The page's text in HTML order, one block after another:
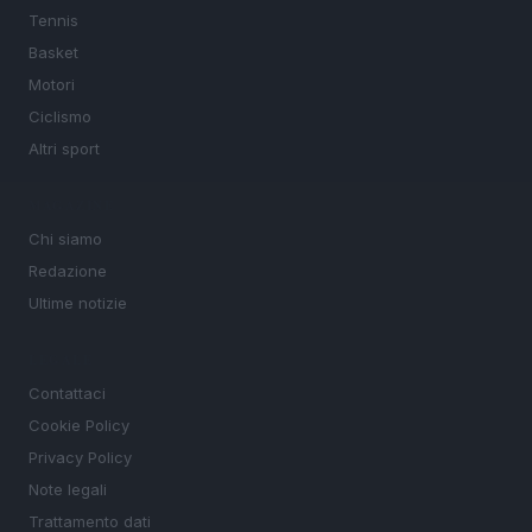
Tennis
Basket
Motori
Ciclismo
Altri sport
Chi siamo
Redazione
Ultime notizie
Contattaci
Cookie Policy
Privacy Policy
Note legali
Trattamento dati